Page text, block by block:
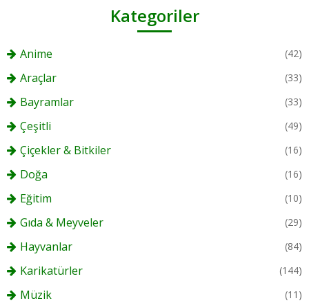
Kategoriler
Anime (42)
Araçlar (33)
Bayramlar (33)
Çeşitli (49)
Çiçekler & Bitkiler (16)
Doğa (16)
Eğitim (10)
Gıda & Meyveler (29)
Hayvanlar (84)
Karikatürler (144)
Müzik (11)